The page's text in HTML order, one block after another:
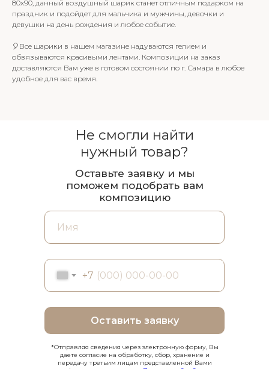
80х90, данный воздушный шарик станет отличным подарком на
праздник и подойдет для мальчика и мужчины, девочки и
девушки на день рождения и любое событие.
🎈Все шарики в нашем магазине надуваются гелием и
обвязываются красивыми лентами. Композиции на заказ
доставляются Вам уже в готовом состоянии по г. Самара в любое
удобное для вас время.
+7
Оставить заявку
Не смогли найти
нужный товар?
Оставьте заявку и мы
поможем подобрать вам
композицию
*Отправляя сведения через электронную форму, Вы
даете согласие на обработку, сбор, хранение и
передачу третьим лицам представленной Вами